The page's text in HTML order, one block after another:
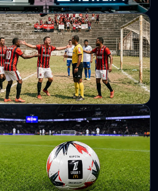
ViewLift за $100 млн для
на ринку США
розширити стримінгову
посилити конкуренцію на ринку
прав у США.
клуб вимагає прибрати свої
платформ
заявляє про незаконне використання
видалення матчів із платформ